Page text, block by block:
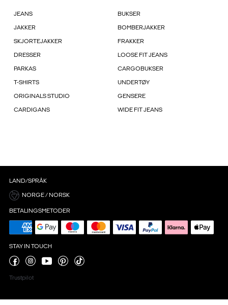
JEANS BUKSER
JAKKER BOMBERJAKKER
SKJORTEJAKKER FRAKKER
DRESSER LOOSE FIT JEANS
PARKAS CARGOBUKSER
T-SHIRTS UNDERTØY
ORIGINALS STUDIO GENSERE
CARDIGANS WIDE FIT JEANS
LAND/SPRÅK
NORGE / NORSK
BETALINGSMETODER
STAY IN TOUCH
Trustpilot